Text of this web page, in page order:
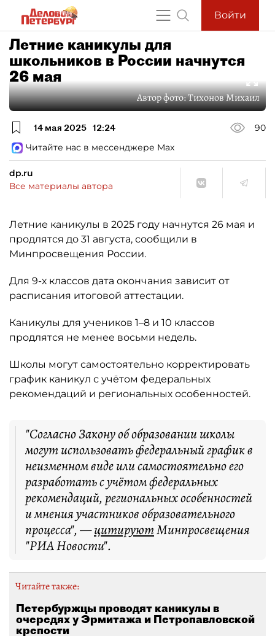
Войти
Летние каникулы для
школьников в России начнутся
26 мая
Автор фото:Тихонов Михаил
14 мая 2025 12:24
90
Читайте нас в мессенджере Max
dp.ru
Все материалы автора
Летние каникулы в 2025 году начнутся 26 мая и
продлятся до 31 августа, сообщили в
Минпросвещения России.
Для 9-х классов дата окончания зависит от
расписания итоговой аттестации.
Каникулы для учеников 1–8 и 10 классов
продлятся не менее восьми недель.
Школы могут самостоятельно корректировать
график каникул с учётом федеральных
рекомендаций и региональных особенностей.
"Согласно Закону об образовании школы
могут использовать федеральный график в
неизменном виде или самостоятельно его
разработать с учётом федеральных
рекомендаций, региональных особенностей
и мнения участников образовательного
процесса", —цитируютМинпросвещения
"РИА Новости".
Читайте также:
Петербуржцы проводят каникулы в
очередях у Эрмитажа и Петропавловской
крепости